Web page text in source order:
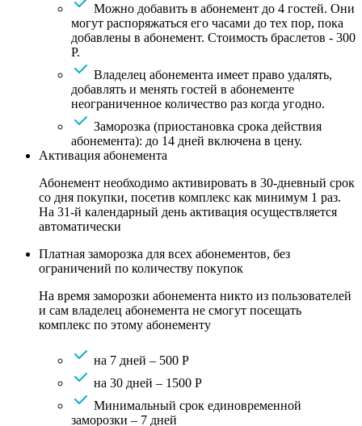
Можно добавить в абонемент до 4 гостей. Они
могут распоряжаться его часами до тех пор, пока
добавлены в абонемент. Стоимость браслетов - 300
Р.
Владелец абонемента имеет право удалять,
добавлять и менять гостей в абонементе
неограниченное количество раз когда угодно.
Заморозка (приостановка срока действия
абонемента): до 14 дней включена в цену.
Активация абонемента
Абонемент необходимо активировать в 30-дневный срок
со дня покупки, посетив комплекс как минимум 1 раз.
На 31-й календарный день активация осуществляется
автоматически
Платная заморозка для всех абонементов, без
ограничений по количеству покупок
На время заморозки абонемента никто из пользователей
и сам владелец абонемента не смогут посещать
комплекс по этому абонементу
на 7 дней – 500 Р
на 30 дней – 1500 Р
Минимальный срок единовременной
заморозки – 7 дней